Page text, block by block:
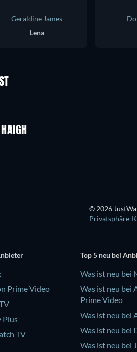
Geraldine James
Lena
© 2026
Privatsphäre-
Prime Video
Plus
TV
Top 5 neu bei
Was ist neu bei
Was ist neu bei
Prime Video
Was ist neu bei
Was ist neu bei
Was ist neu bei